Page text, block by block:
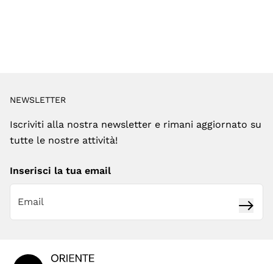
NEWSLETTER
Iscriviti alla nostra newsletter e rimani aggiornato su
tutte le nostre attività!
Inserisci la tua email